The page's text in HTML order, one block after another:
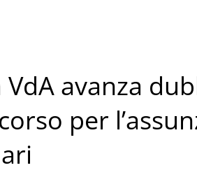
VdA avanza
per